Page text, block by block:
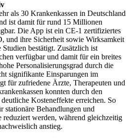
als 30 Krankenkassen in Deutschland
ist damit für rund 15 Millionen
Die App ist ein CE-1 zertifiziertes
und ihre Sicherheit sowie Wirksamkeit
bestätigt. Zusätzlich ist
verfügbar und damit für ein breites
Personalisierungsgrad durch die
signifikante Einsparungen im
für zufriedene Ärzte, Therapeuten und
konnten durch den
Kosteneffekte erreichen. So
stationäre Behandlungen und
reduziert werden, während gleichzeitig
anstieg.